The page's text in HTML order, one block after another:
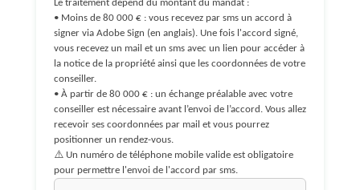
Le traitement dépend du montant du mandat :
• Moins de 80 000 € : vous recevez par sms un accord à
signer via Adobe Sign (en anglais). Une fois l'accord signé,
vous recevez un mail et un sms avec un lien pour accéder à
la notice de la propriété ainsi que les coordonnées de votre
conseiller.
• À partir de 80 000 € : un échange préalable avec votre
conseiller est nécessaire avant l’envoi de l’accord. Vous allez
recevoir ses coordonnées par mail et vous pourrez
positionner un rendez-vous.
⚠️ Un numéro de téléphone mobile valide est obligatoire
pour permettre l'envoi de l'accord par sms.